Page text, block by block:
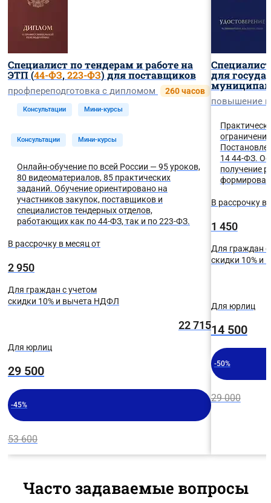
Специалист по тендерам и работе на
ЭТП (44-ФЗ,223-ФЗ) для поставщиков
профпереподготовка с дипломом 260 часов
Консультации Мини-курсы
Консультации Мини-курсы
Онлайн-обучение по всей России — 95 уроков,
80 видеоматериалов, 85 практических
заданий. Обучение ориентировано на
участников закупок, поставщиков и
специалистов тендерных отделов,
работающих как по 44-ФЗ, так и по 223-ФЗ.
В рассрочку в месяц от
2 950
Для граждан с учетом
скидки 10% и вычета НДФЛ
22 715
Для юрлиц
29 500
-45%
53 600
для
повышение
14 44-ФЗ.
получение
В рассрочку в
1 450
Для граждан
скидки 10% и
Для юрлиц
14 500
-50%
29 000
Часто задаваемые вопросы